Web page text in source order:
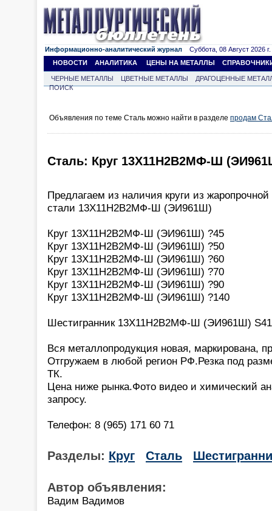
Информационно-аналитический журнал Суббота, 08 Август 2026 г.
НОВОСТИ
АНАЛИТИКА ЦЕНЫ НА МЕТАЛЛЫ
ЧЕРНЫЕ МЕТАЛЛЫ ЦВЕТНЫЕ МЕТАЛЛЫ
ДРАГОЦЕННЫЕ
ПОИСК
Объявления по теме Сталь можно найти в разделе продам
Сталь: Круг 13Х11Н2В2МФ-Ш
Предлагаем из наличия круги из
стали 13Х11Н2В2МФ-Ш (ЭИ961Ш)
Круг 13Х11Н2В2МФ-Ш (ЭИ961Ш) ?45
Круг 13Х11Н2В2МФ-Ш (ЭИ961Ш) ?50
Круг 13Х11Н2В2МФ-Ш (ЭИ961Ш) ?60
Круг 13Х11Н2В2МФ-Ш (ЭИ961Ш) ?70
Круг 13Х11Н2В2МФ-Ш (ЭИ961Ш) ?90
Круг 13Х11Н2В2МФ-Ш (ЭИ961Ш) ?140
Шестигранник 13Х11Н2В2МФ-Ш (ЭИ961Ш) S41
Вся металлопродукция новая, маркирована,
Отгружаем в любой регион РФ.Резка под
ТК.
Цена ниже рынка.Фото видео и химический
запросу.
Телефон: 8 (965) 171 60 71
Разделы: Круг Сталь
Автор объявления:
Вадим Вадимов